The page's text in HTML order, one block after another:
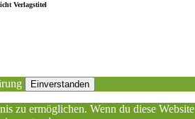
Verlagstitel
Einverstanden
zu ermöglichen. Wenn du diese Website